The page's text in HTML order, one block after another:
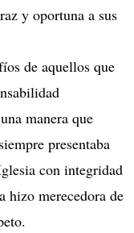
y oportuna a sus
de aquellos que
manera que
presentaba
con integridad
hizo merecedora de